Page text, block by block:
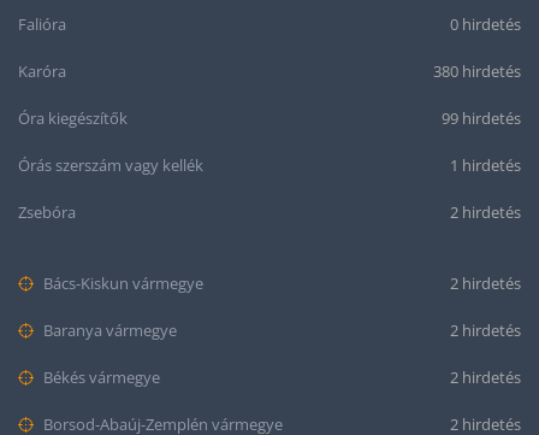
Falióra 0 hirdetés
Karóra 380 hirdetés
Óra kiegészítők 99 hirdetés
Órás szerszám vagy kellék 1 hirdetés
Zsebóra 2 hirdetés
Bács-Kiskun vármegye 2 hirdetés
Baranya vármegye 2 hirdetés
Békés vármegye 2 hirdetés
Borsod-Abaúj-Zemplén vármegye 2 hirdetés